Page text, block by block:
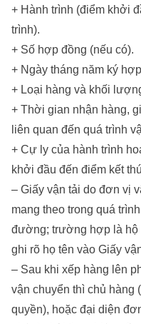
+ Hành trình (điểm khởi
trình).
+ Số hợp đồng (nếu có).
+ Ngày tháng năm ký
+ Loại hàng và khối
+ Thời gian nhận hàng,
liên quan đến quá trình
+ Cự ly của hành trình
khởi đầu đến điểm kết
– Giấy vận tải do đơn vị
mang theo trong quá
đường; trường hợp là hộ
ghi rõ họ tên vào Giấy
– Sau khi xếp hàng lên
vận chuyển thì chủ
quyền), hoặc đại diện